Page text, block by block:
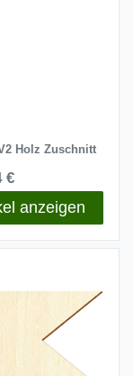
Holz Zuschnitt
€
anzeigen